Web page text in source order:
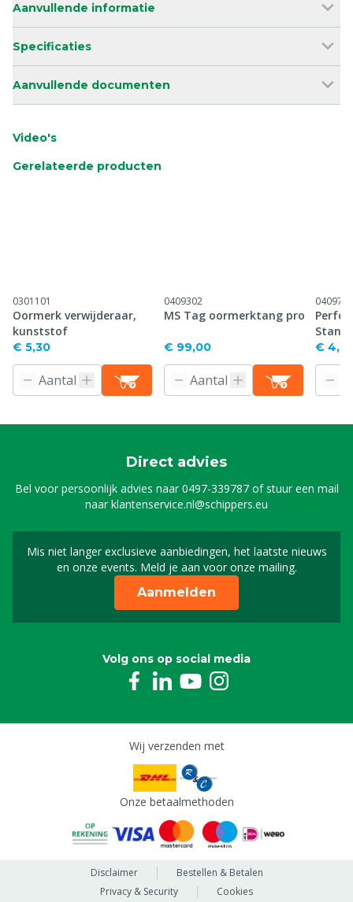
Aanvullende informatie
Specificaties
Aanvullende documenten
Video's
Gerelateerde producten
0301101
Oormerk verwijderaar,
kunststof
€ 5,30
0409302
MS Tag oormerktang pro
€ 99,00
0409716
€ 4,61
Direct advies
Bel voor persoonlijk advies naar0497-339787of stuur een mail
naarklantenservice.nl@schippers.eu
Mis niet langer exclusieve aanbiedingen, het laatste nieuws
en onze events. Meld je aan voor onze mailing.
Schrijf je in voor onze
Aanmelden
Volg ons op social media
Wij verzenden met
Onze betaalmethoden
Disclaimer
Bestellen & Betalen
Privacy & Security
Cookies